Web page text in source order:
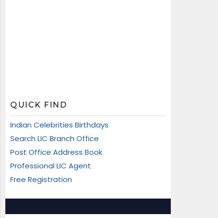
QUICK FIND
Indian Celebrities Birthdays
Search LIC Branch Office
Post Office Address Book
Professional LIC Agent
Free Registration